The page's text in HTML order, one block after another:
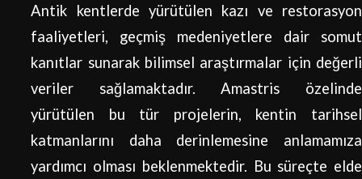
Antik kentlerde yürütülen kazı ve restorasyon
faaliyetleri, geçmiş medeniyetlere dair somut
kanıtlar sunarak bilimsel araştırmalar için değerli
veriler sağlamaktadır. Amastris özelinde
yürütülen bu tür projelerin, kentin tarihsel
katmanlarını daha derinlemesine anlamamıza
yardımcı olması beklenmektedir. Bu süreçte elde